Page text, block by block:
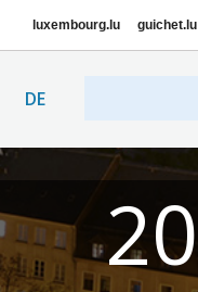
luxembourg.lu guichet.lu
DE
20